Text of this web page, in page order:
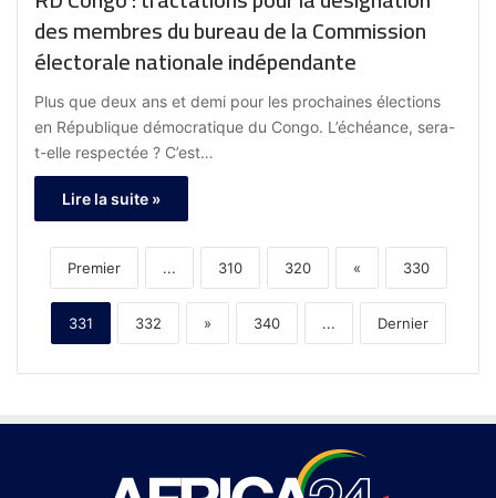
des membres du bureau de la Commission
électorale nationale indépendante
Plus que deux ans et demi pour les prochaines élections
en République démocratique du Congo. L’échéance, sera-
t-elle respectée ? C’est…
Lire la suite »
Premier ... 310 320 « 330
331 332 » 340 ... Dernier